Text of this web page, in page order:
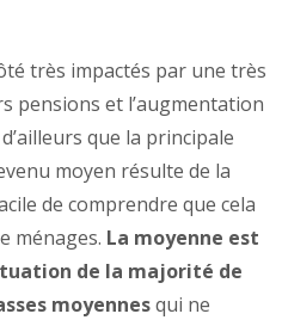
très impactés par une très
pensions et l’augmentation
d’ailleurs que la principale
moyen résulte de la
de comprendre que cela
ménages. La moyenne est
de la majorité de
moyennesqui ne